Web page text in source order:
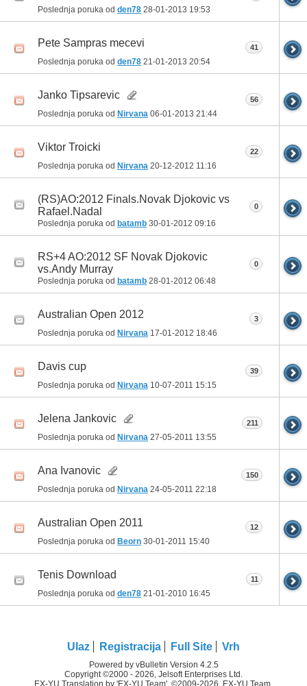
Poslednja poruka od den78 28-01-2013 19:53
Pete Sampras mecevi
Poslednja poruka od den78 21-01-2013 20:54
41
Janko Tipsarevic
Poslednja poruka od Nirvana 06-01-2013 21:44
56
Viktor Troicki
Poslednja poruka od Nirvana 20-12-2012 11:16
22
(RS)AO:2012 Finals.Novak Djokovic vs
Rafael.Nadal
Poslednja poruka od batamb 30-01-2012 09:16
0
RS+4 AO:2012 SF Novak Djokovic
vs.Andy Murray
Poslednja poruka od batamb 28-01-2012 06:48
0
Australian Open 2012
Poslednja poruka od Nirvana 17-01-2012 18:46
3
Davis cup
Poslednja poruka od Nirvana 10-07-2011 15:15
39
Jelena Jankovic
Poslednja poruka od Nirvana 27-05-2011 13:55
211
Ana Ivanovic
Poslednja poruka od Nirvana 24-05-2011 22:18
150
Australian Open 2011
Poslednja poruka od Beorn 30-01-2011 15:40
12
Tenis Download
Poslednja poruka od den78 21-01-2010 16:45
11
Ulaz Registracija Full Site Vrh
Powered by vBulletin Version 4.2.5
Copyright ©2000 - 2026, Jelsoft Enterprises Ltd.
EX-YU Translation by 'EX-YU Team', ©2009-2026, EX-YU Team.